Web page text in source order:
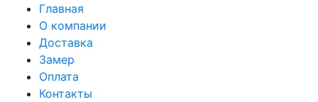
Главная
О компании
Доставка
Замер
Оплата
Контакты